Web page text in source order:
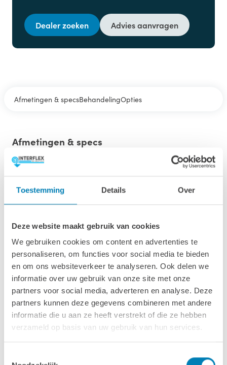
Toestemming Details Over
Deze website maakt gebruik van cookies
We gebruiken cookies om content en advertenties te
personaliseren, om functies voor social media te bieden
en om ons websiteverkeer te analyseren. Ook delen we
informatie over uw gebruik van onze site met onze
partners voor social media, adverteren en analyse. Deze
partners kunnen deze gegevens combineren met andere
informatie die u aan ze heeft verstrekt of die ze hebben
verzameld op basis van uw gebruik van hun services.
Dealer zoeken Advies aanvragen
Afmetingen & specsBehandelingOpties
Afmetingen & specs
Afmetingen fundamentmaat (bxl)
Afmetingen inclusief oren (bxl)
Wandhoogte & nokhoogte
223 / 254 cm
Oppervlakte
15.6 m2
Wanddikte
40 mm
247 cm